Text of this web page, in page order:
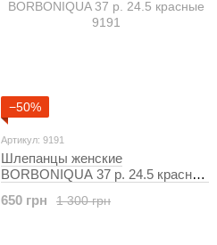
−50%
Артикул: 9191
Шлепанцы женские
BORBONIQUA 37 р. 24.5 красные
1 300 грн
650 грн